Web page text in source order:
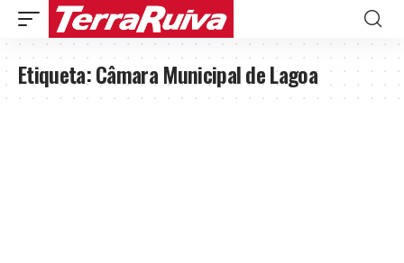
Etiqueta:Câmara Municipal de Lagoa